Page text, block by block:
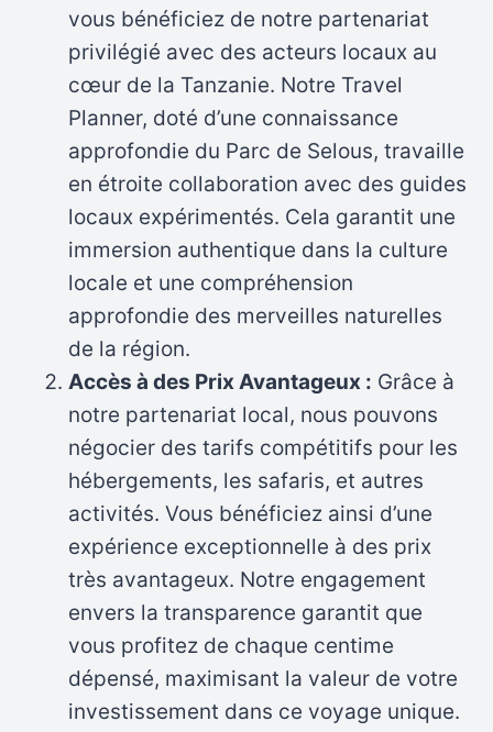
vous bénéficiez de notre partenariat
privilégié avec des acteurs locaux au
cœur de la Tanzanie. Notre Travel
Planner, doté d’une connaissance
approfondie du Parc de Selous, travaille
en étroite collaboration avec des guides
locaux expérimentés. Cela garantit une
immersion authentique dans la culture
locale et une compréhension
approfondie des merveilles naturelles
de la région.
Accès à des Prix Avantageux : Grâce à
notre partenariat local, nous pouvons
négocier des tarifs compétitifs pour les
hébergements, les safaris, et autres
activités. Vous bénéficiez ainsi d’une
expérience exceptionnelle à des prix
très avantageux. Notre engagement
envers la transparence garantit que
vous profitez de chaque centime
dépensé, maximisant la valeur de votre
investissement dans ce voyage unique.